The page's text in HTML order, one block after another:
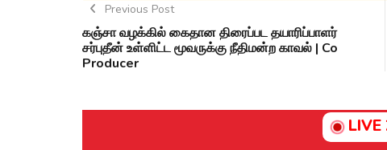
Previous Post
கஞ்சா வழக்கில் கைதான திரைப்பட தயாரிப்பாளர்
சர்புதீன் உள்ளிட்ட மூவருக்கு நீதிமன்ற காவல் | Co
Producer
LIVE